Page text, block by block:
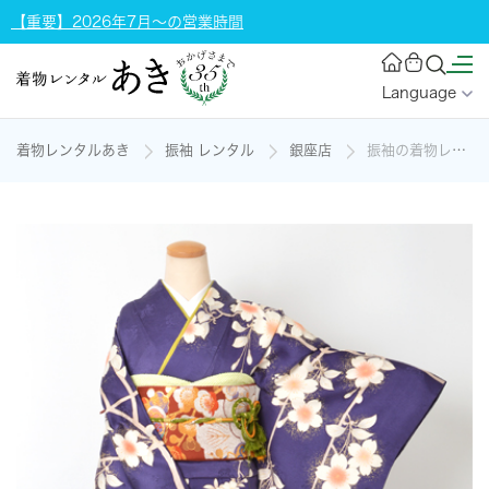
【重要】2026年7月～の営業時間
Language
着物レンタルあき 振袖 レンタル 銀座店 振袖の着物レンタル